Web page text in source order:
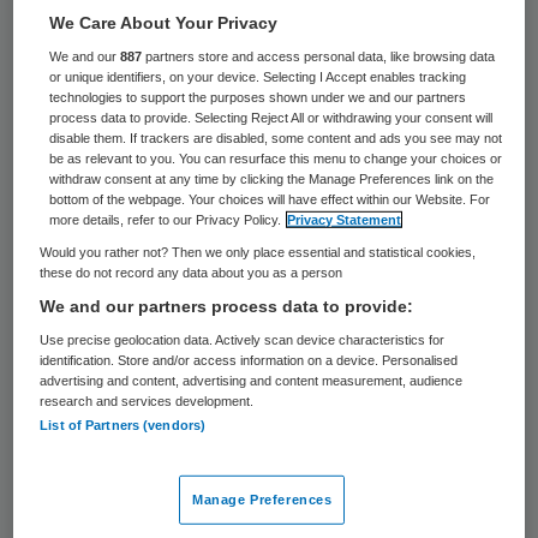
Ziekenhuizen die patiënten een boete
opleggen als ze niet komen opdagen bij een
afspraak. Minister Edith Schippers
(Volksgezondheid) vindt het een goed idee.
Bij het Medisch Centrum Haaglanden
daalde tijdens een proef hiermee het aantal
wegblijvers van 7,5 procent in 2010 naar 4
procent na het invoeren van een boete.
De minister benadrukt dat ze ziekenhuizen
niet wil verplichten een boete in te voeren.
,,Het sturen van bijvoorbeeld een sms’je
manier om het aantal mensen dat niet komt
op dagen, terug te dringen’’, schrijft ze in
We Care About Your Privacy
We and our887 partners store and access personal data, like browsing data
or unique identifiers, on your device. Selecting I Accept enables tracking
technologies to support the purposes shown under we and our partners
process data to provide. Selecting Reject All or withdrawing your consent will
disable them. If trackers are disabled, some content and ads you see may not
be as relevant to you. You can resurface this menu to change your choices or
withdraw consent at any time by clicking the Manage Preferences link on the
bottom of the webpage. Your choices will have effect within our Website. For
more details, refer to our Privacy Policy.
Privacy Statement
Would you rather not? Then we only place essential and statistical cookies,
these do not record any data about you as a person
We and our partners process data to provide:
Use precise geolocation data. Actively scan device characteristics for
identification. Store and/or access information on a device. Personalised
advertising and content, advertising and content measurement, audience
research and services development.
List of Partners (vendors)
Manage Preferences